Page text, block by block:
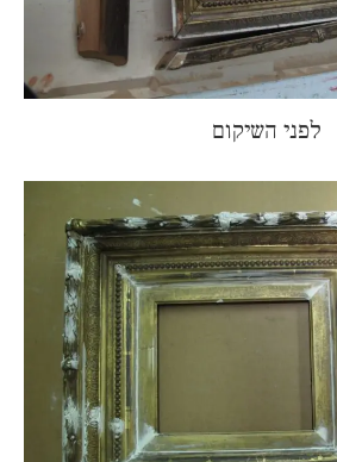
לפני השיקום